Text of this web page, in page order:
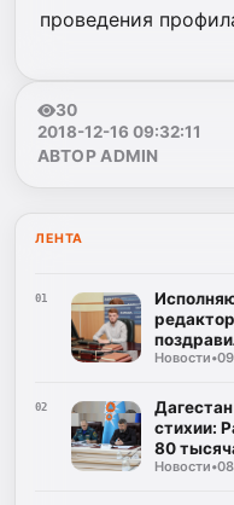
проведения
30
2018-12-16 09:32:11
АВТОР ADMIN
ЛЕНТА
01
летним
Новости•
02
стихии:
80
Новости•